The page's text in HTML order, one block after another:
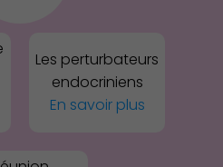
Les perturbateurs
endocriniens
En savoir plus